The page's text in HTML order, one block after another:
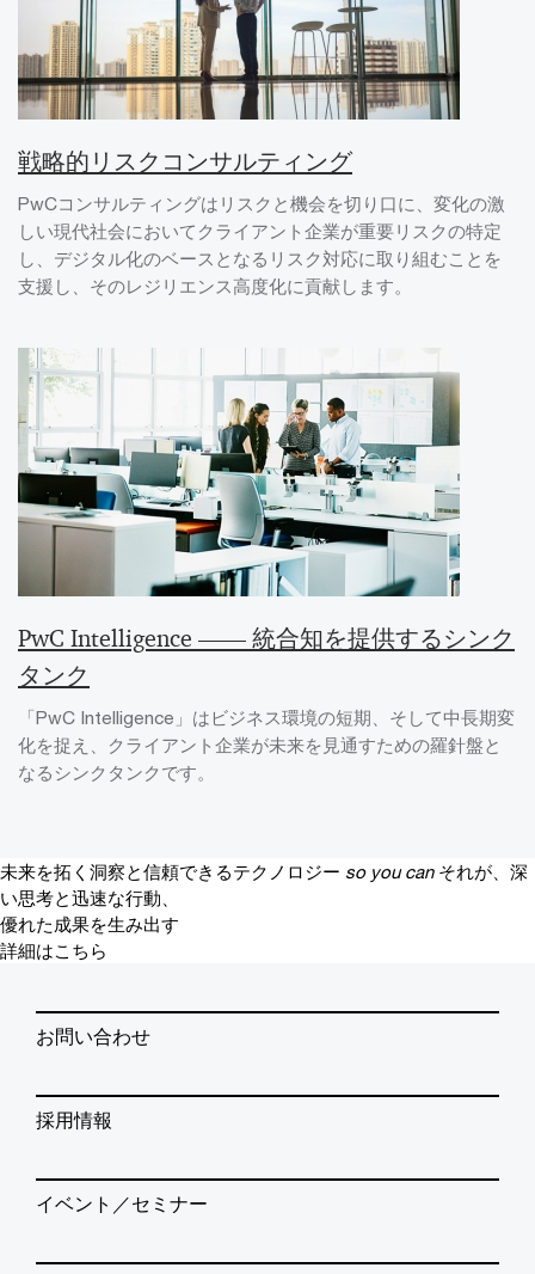
戦略的リスクコンサルティング
PwCコンサルティングはリスクと機会を切り口に、変化の激
しい現代社会においてクライアント企業が重要リスクの特定
し、デジタル化のベースとなるリスク対応に取り組むことを
支援し、そのレジリエンス高度化に貢献します。
PwC Intelligence ―― 統合知を提供するシンク
タンク
「PwC Intelligence」はビジネス環境の短期、そして中長期変
化を捉え、クライアント企業が未来を見通すための羅針盤と
なるシンクタンクです。
未来を拓く洞察と信頼できるテクノロジー so you can それが、深
い思考と迅速な行動、
優れた成果を生み出す
詳細はこちら
お問い合わせ
採用情報
イベント／セミナー